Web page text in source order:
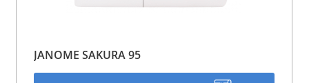
JANOME SAKURA 95